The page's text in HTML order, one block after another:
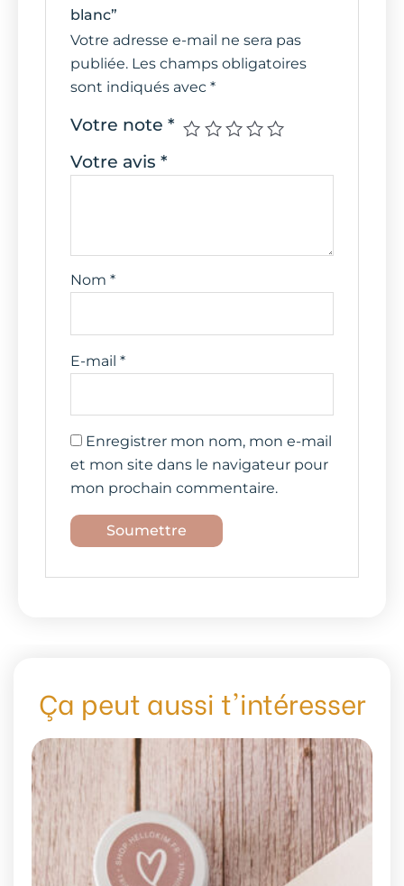
blanc”
Votre adresse e-mail ne sera pas
publiée. Les champs obligatoires
sont indiqués avec *
Votre note *
Votre avis *
Nom *
E-mail *
Enregistrer mon nom, mon e-mail
et mon site dans le navigateur pour
mon prochain commentaire.
Ça peut aussi t'intéresser